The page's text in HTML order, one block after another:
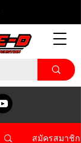
สมัครสมาชิก